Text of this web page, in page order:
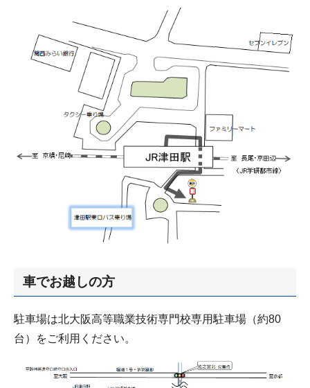
車でお越しの方
駐車場は北大阪高等職業技術専門校専用駐車場（約80
台）をご利用ください。